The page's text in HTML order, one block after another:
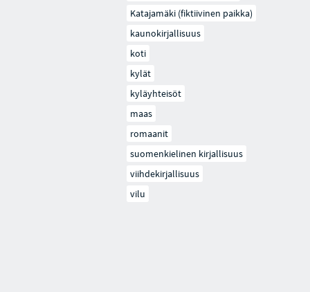
Katajamäki (fiktiivinen paikka)
kaunokirjallisuus
koti
kylät
kyläyhteisöt
maas
romaanit
suomenkielinen kirjallisuus
viihdekirjallisuus
vilu